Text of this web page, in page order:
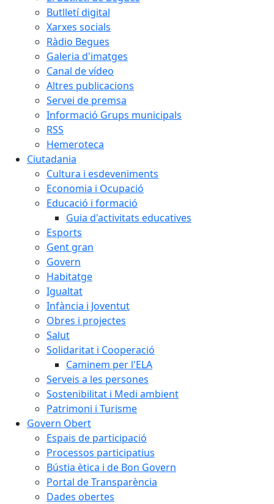
Butlletí digital
Xarxes socials
Ràdio Begues
Galeria d'imatges
Canal de vídeo
Altres publicacions
Servei de premsa
Informació Grups municipals
RSS
Hemeroteca
Ciutadania
Cultura i esdeveniments
Economia i Ocupació
Educació i formació
Guia d'activitats educatives
Esports
Gent gran
Govern
Habitatge
Igualtat
Infància i Joventut
Obres i projectes
Salut
Solidaritat i Cooperació
Caminem per l'ELA
Serveis a les persones
Sostenibilitat i Medi ambient
Patrimoni i Turisme
Govern Obert
Espais de participació
Processos participatius
Bústia ètica i de Bon Govern
Portal de Transparència
Dades obertes